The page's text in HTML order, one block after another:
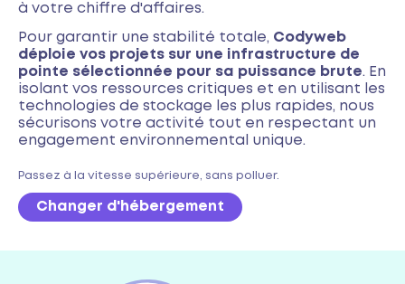
à votre chiffre d'affaires.
Pour garantir une stabilité totale, Codyweb
déploie vos projets sur une infrastructure de
pointe sélectionnée pour sa puissance brute. En
isolant vos ressources critiques et en utilisant les
technologies de stockage les plus rapides, nous
sécurisons votre activité tout en respectant un
engagement environnemental unique.
Passez à la vitesse supérieure, sans polluer.
Changer d'hébergement